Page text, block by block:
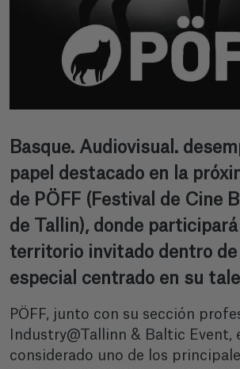
Basque. Audiovisual.
papel destacado en la
de PÖFF (Festival de Cine
de Tallin), donde
territorio invitado dentro
especial centrado en su
PÖFF, junto con su sección
Industry@Tallinn & Baltic Event,
considerado uno de los